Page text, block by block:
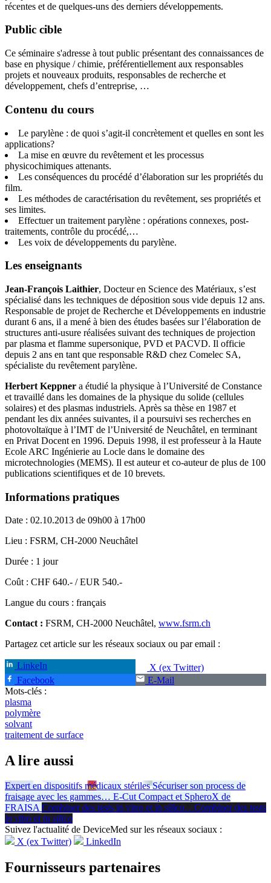
récentes et de quelques-uns des derniers développements.
Public cible
Ce séminaire s'adresse à tout public présentant des connaissances de
base en physique / chimie, préférentiellement aux responsables
projets et nouveaux produits, responsables de recherche et
développement, chefs d’entreprise, …
Contenu du cours
Le parylène : de quoi s’agit-il concrètement et quelles en sont les
applications?
La mise en œuvre du revêtement et les processus
physicochimiques attenants.
Les conséquences du procédé d’élaboration sur les propriétés du
film.
Les méthodes de caractérisation du revêtement, ses propriétés et
ses limites.
Effectuer un traitement parylène : opérations connexes, post-
traitements, contrôle du procédé,…
Les voix de développements du parylène.
Les enseignants
Jean-François Laithier, Docteur en Science des Matériaux, s’est
spécialisé dans les techniques de déposition sous vide depuis 12 ans.
Responsable de projet de Recherche et Développements en industrie
durant 6 ans, il a mené à bien des études basées sur l’élaboration de
structures anti-usure réalisées suivant des techniques de projection
par plasma et flamme supersonique, PVD et PACVD. Il officie
depuis 2 ans en tant que responsable R&D chez Comelec SA,
spécialiste du revêtement parylène.
Herbert Keppner a étudié la physique à l’Université de Constance
et travaillé dans les domaines de la physique du solide (cellules
solaires) et des plasmas industriels. Après sa thèse en 1987 et
pendant les dix années suivantes, il a poursuivi ses recherches en
photovoltaïque à l’IMT de l’Université de Neuchâtel, en terminant
en Privat Docent en 1996. Depuis 1998, il est professeur à la Haute
Ecole ARC Ingénierie au Locle dans le domaine des
microtechnologies (MEMS). Il est auteur et co-auteur de plus de 100
publications scientifiques et de 10 brevets.
Informations pratiques
Date : 02.10.2013 de 09h00 à 17h00
Lieu : FSRM, CH-2000 Neuchâtel
Durée : 1 jour
Coût : CHF 640.- / EUR 540.-
Langue du cours : français
Contact : FSRM, CH-2000 Neuchâtel, www.fsrm.ch
Partagez cet article sur les réseaux sociaux ou par email :
LinkeIn
X (ex Twitter)
Facebook
E-Mail
Mots-clés :
plasma
polymère
solvant
traitement de surface
A lire aussi
Expert en dispositifs médicaux stériles Sécuriser son process de
fraisage avec les gammes… E-Cut Compact et SpheroX de
FRAISA Combiner des tests in vitro et in silico…Combiner des tests
in vitro et in silico
Suivez l'actualité de DeviceMed sur les réseaux sociaux :
X (ex Twitter)
LinkedIn
Fournisseurs partenaires